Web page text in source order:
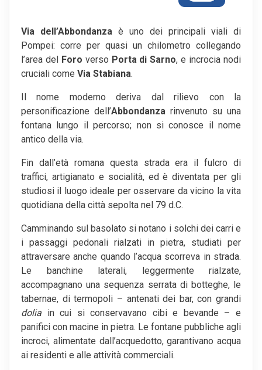
Via dell’Abbondanza è uno dei principali viali di
Pompei: corre per quasi un chilometro collegando
l’area del Foro verso Porta di Sarno, e incrocia nodi
cruciali come Via Stabiana.
Il nome moderno deriva dal rilievo con la
personificazione dell’Abbondanza rinvenuto su una
fontana lungo il percorso; non si conosce il nome
antico della via.
Fin dall’età romana questa strada era il fulcro di
traffici, artigianato e socialità, ed è diventata per gli
studiosi il luogo ideale per osservare da vicino la vita
quotidiana della città sepolta nel 79 d.C.
Camminando sul basolato si notano i solchi dei carri e
i passaggi pedonali rialzati in pietra, studiati per
attraversare anche quando l’acqua scorreva in strada.
Le banchine laterali, leggermente rialzate,
accompagnano una sequenza serrata di botteghe, le
tabernae, di termopoli – antenati dei bar, con grandi
dolia in cui si conservavano cibi e bevande – e
panifici con macine in pietra. Le fontane pubbliche agli
incroci, alimentate dall’acquedotto, garantivano acqua
ai residenti e alle attività commerciali.